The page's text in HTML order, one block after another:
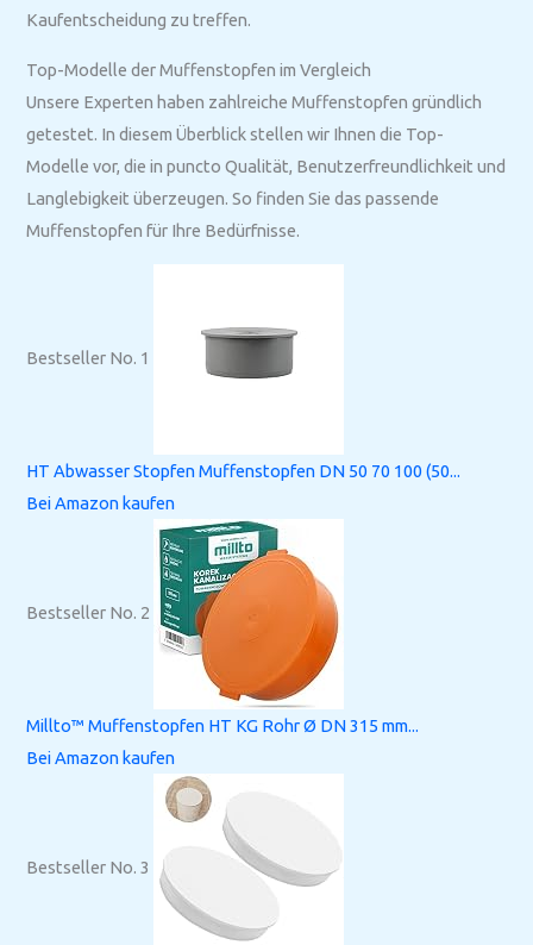
Kaufentscheidung zu treffen.
Top-Modelle der Muffenstopfen im Vergleich
Unsere Experten haben zahlreiche Muffenstopfen gründlich
getestet. In diesem Überblick stellen wir Ihnen die Top-
Modelle vor, die in puncto Qualität, Benutzerfreundlichkeit und
Langlebigkeit überzeugen. So finden Sie das passende
Muffenstopfen für Ihre Bedürfnisse.
Bestseller No. 1
HT Abwasser Stopfen Muffenstopfen DN 50 70 100 (50...
Bei Amazon kaufen
Bestseller No. 2
Millto™ Muffenstopfen HT KG Rohr Ø DN 315 mm...
Bei Amazon kaufen
Bestseller No. 3